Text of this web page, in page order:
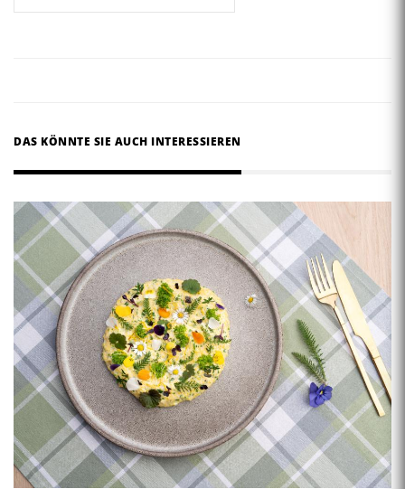
DAS KÖNNTE SIE AUCH INTERESSIEREN